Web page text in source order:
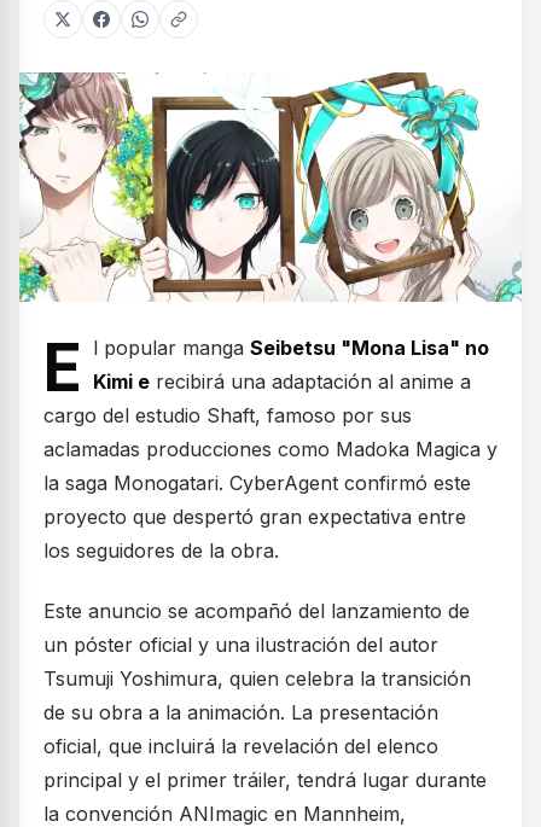
E l popular manga Seibetsu "Mona Lisa" no
Kimi e recibirá una adaptación al anime a
cargo del estudio Shaft, famoso por sus
aclamadas producciones como Madoka Magica y
la saga Monogatari. CyberAgent confirmó este
proyecto que despertó gran expectativa entre
los seguidores de la obra.
Este anuncio se acompañó del lanzamiento de
un póster oficial y una ilustración del autor
Tsumuji Yoshimura, quien celebra la transición
de su obra a la animación. La presentación
oficial, que incluirá la revelación del elenco
principal y el primer tráiler, tendrá lugar durante
la convención ANImagic en Mannheim,